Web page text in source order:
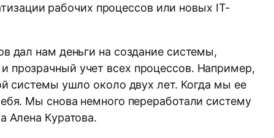
рабочих процессов или новых IT-
дал нам деньги на создание системы,
прозрачный учет всех процессов. Например,
системы ушло около двух лет. Когда мы ее
Мы снова немного переработали систему
Алена Куратова.